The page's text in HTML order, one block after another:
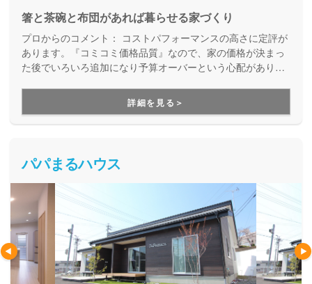
箸と茶碗と布団があれば暮らせる家づくり
プロからのコメント： コストパフォーマンスの高さに定評が
あります。『コミコミ価格品質』なので、家の価格が決まっ
た後でいろいろ追加になり予算オーバーという心配がありま
詳細を見る＞
パパまるハウス